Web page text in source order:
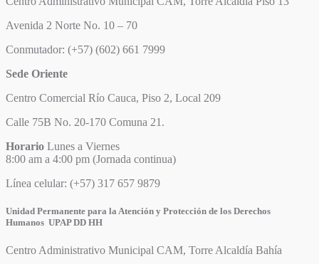
Avenida 2 Norte No. 10 – 70
Conmutador: (+57) (602) 661 7999
Sede Oriente
Centro Comercial Río Cauca, Piso 2, Local 209
Calle 75B No. 20-170 Comuna 21.
Horario Lunes a Viernes
8:00 am a 4:00 pm (Jornada continua)
Línea celular: (+57) 317 657 9879
Unidad Permanente para la Atención y Protección de los Derechos
Humanos UPAP DD HH
Centro Administrativo Municipal CAM, Torre Alcaldía Bahía